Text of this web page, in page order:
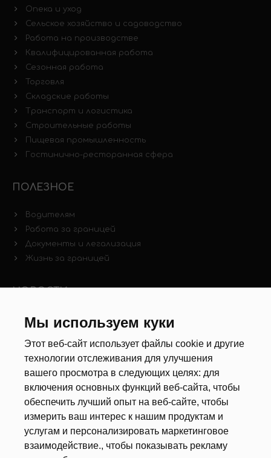
Мы используем куки
Этот веб-сайт использует файлы cookie и другие
технологии отслеживания для улучшения
вашего просмотра в следующих целях: для
включения основных функций веб-сайта, чтобы
обеспечить лучший опыт на веб-сайте, чтобы
измерить ваш интерес к нашим продуктам и
услугам и персонализировать маркетинговое
взаимодействие., чтобы показывать рекламу
Опека и уход
Сельское хозяйство и садоводство
Работа на производстве
Квалифицированная работа
Сезонная работа
Торговля
Складские работы
Транспорт и логистика
Строительные работы
Пищевая промышленность
Гостинично-ресторанная сфера
ПОЛЕЗНОЕ
Водителям
Работа за границей
Документы и легализация
Жизнь за границей
Новости рынка труда
Анкета
Калькулятор дат
Документы